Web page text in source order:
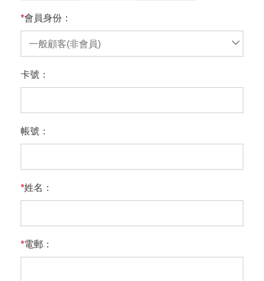
*會員身份：
一般顧客(非會員)
卡號：
帳號：
*姓名：
*電郵：